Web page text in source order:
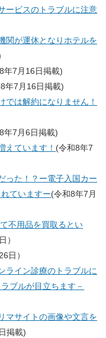
ービスのトラブルに注意
が運休となりホテルを
年7月16日掲載)
年7月16日掲載)
は解約になりません！
年7月6日掲載)
えています！ (令和8年7
った！？ー電子入国カー
ていますー(令和8年7月
不用品を買取るとい
）
日）
ライン診療のトラブルに
ブルが目立ちます－
マサイトの画像や文言を
掲載)